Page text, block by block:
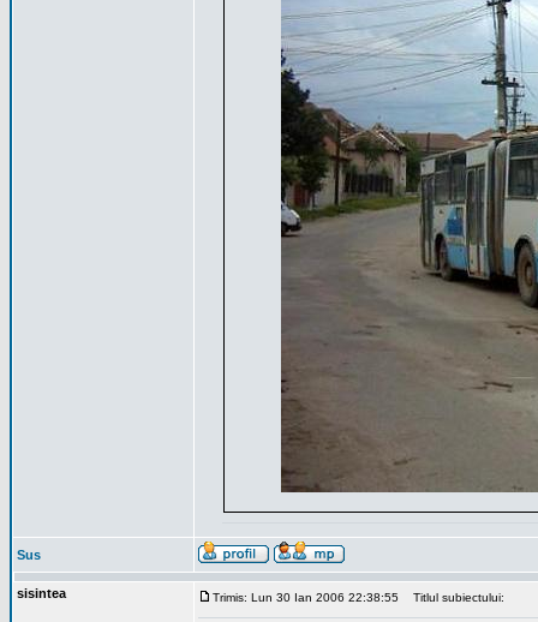
Sus
sisintea Trimis: Lun 30 Ian 2006 22:38:55 Titlul subiectului: